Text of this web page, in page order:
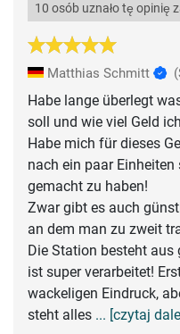
10 osób uznało tę opinię
Matthias Schmitt
Habe lange überlegt
soll und wie viel Geld
Habe mich für dieses
nach ein paar
gemacht zu haben!
Zwar gibt es auch
an dem man zu zweit
Die Station besteht
ist super verarbeitet!
wackeligen Eindruck,
steht alles ... [czytaj